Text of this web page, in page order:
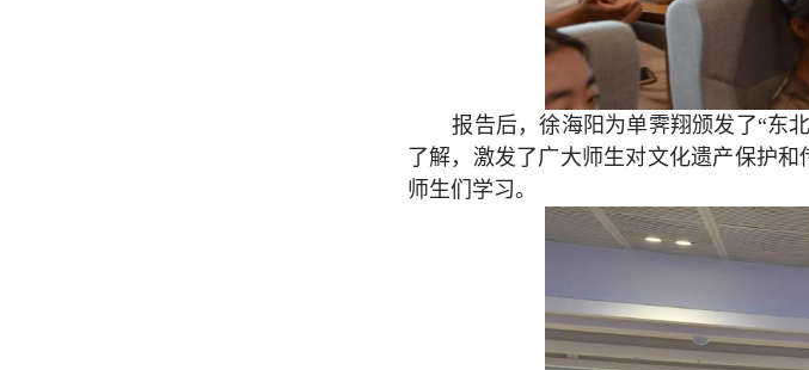
报告后，徐海阳为单霁翔颁发了“东
了解，激发了广大师生对文化遗产保护
师生们学习。